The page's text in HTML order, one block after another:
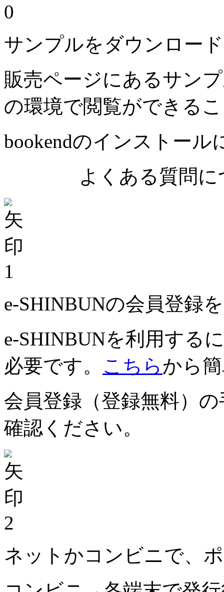
0
サンプルをダウンロー
販売ページにあるサン
の環境で閲覧ができる
bookendのインストール
よくある質問に
1
e-SHINBUNの会員登録
e-SHINBUNを利用する
必要です。 こちらから
会員登録（登録無料）
確認ください。
2
ネットかコンビニで、